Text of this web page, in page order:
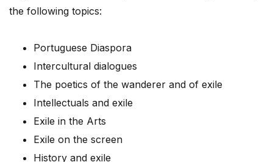
the following topics:
Portuguese Diaspora
Intercultural dialogues
The poetics of the wanderer and of exile
Intellectuals and exile
Exile in the Arts
Exile on the screen
History and exile